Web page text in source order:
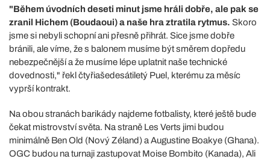
"Během úvodních deseti minut jsme hráli dobře, ale pak se
zranil Hichem (Boudaoui) a naše hra ztratila rytmus. Skoro
jsme si nebyli schopní ani přesně přihrát. Sice jsme dobře
bránili, ale víme, že s balonem musíme být směrem dopředu
nebezpečnější a že musíme lépe uplatnit naše technické
dovednosti," řekl čtyřiašedesátiletý Puel, kterému za měsíc
vyprší kontrakt.
Na obou stranách barikády najdeme fotbalisty, které ještě bude
čekat mistrovství světa. Na straně Les Verts jimi budou
minimálně Ben Old (Nový Zéland) a Augustine Boakye (Ghana).
OGC budou na turnaji zastupovat Moise Bombito (Kanada), Ali